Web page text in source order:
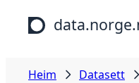
Hopp til hovudinnhald
Heim Datasett